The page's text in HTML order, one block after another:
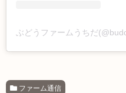
ファーム通信